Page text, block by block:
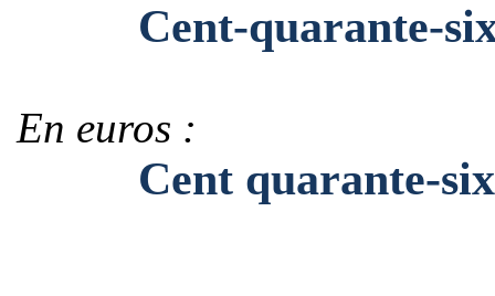
Cent-quarante-
En euros :
Cent quarante-six